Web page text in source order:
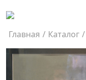
Главная / Каталог /